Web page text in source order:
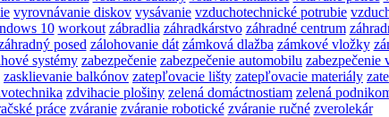
vyrovnávanie diskov vysávanie vzduchotechnické potrubie
10 workout zábradlia záhradkárstvo záhradné centrum
posed zálohovanie dát zámková dlažba zámkové vložky
systémy zabezpečenie zabezpečenie automobilu zabezpečenie
zasklievanie balkónov zatepľovacie lišty zatepľovacie materiály
zdvihacie plošiny zelená domáctnostiam zelená
práce zváranie zváranie robotické zváranie ručné zverolekár